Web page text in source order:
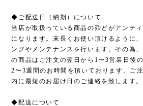
◆ご配送日（納期）について
当店が取扱っている商品の殆どがアンテ
になります。末長くお使い頂けるように
ングやメンテナンスを行います。その為
の商品はご注文の翌日から1〜3営業日後
2〜3週間のお時間を頂いております。ご
内に最短のお届け日のご連絡を致します。
◆配送について